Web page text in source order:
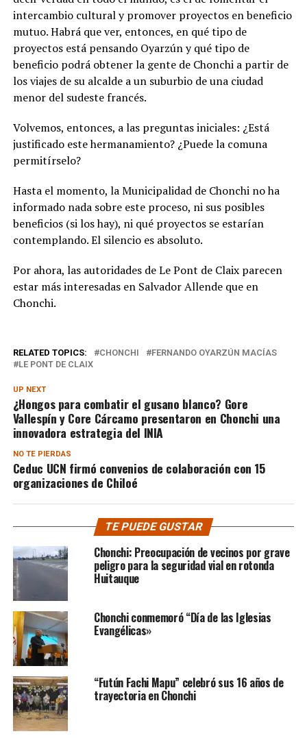
intercambio cultural y promover proyectos en beneficio
mutuo. Habrá que ver, entonces, en qué tipo de
proyectos está pensando Oyarzún y qué tipo de
beneficio podrá obtener la gente de Chonchi a partir de
los viajes de su alcalde a un suburbio de una ciudad
menor del sudeste francés.
Volvemos, entonces, a las preguntas iniciales: ¿Está
justificado este hermanamiento? ¿Puede la comuna
permitírselo?
Hasta el momento, la Municipalidad de Chonchi no ha
informado nada sobre este proceso, ni sus posibles
beneficios (si los hay), ni qué proyectos se estarían
contemplando. El silencio es absoluto.
Por ahora, las autoridades de Le Pont de Claix parecen
estar más interesadas en Salvador Allende que en
Chonchi.
RELATED TOPICS: CHONCHI
FERNANDO OYARZÚN MACÍAS
LE PONT DE CLAIX
UP NEXT
¿Hongos para combatir el gusano blanco? Gore
Vallespín y Core Cárcamo presentaron en Chonchi una
innovadora estrategia del INIA
NO TE PIERDAS
Ceduc UCN firmó convenios de colaboración con 15
organizaciones de Chiloé
TE PUEDE GUSTAR
Chonchi: Preocupación de vecinos por grave
peligro para la seguridad vial en rotonda
Huitauque
Chonchi conmemoró “Día de las Iglesias
Evangélicas»
“Futún Fachi Mapu” celebró sus 16 años de
trayectoria en Chonchi